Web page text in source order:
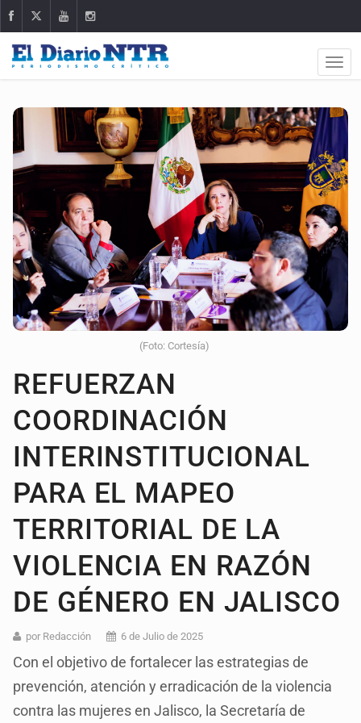
(Foto: Cortesía)
REFUERZAN
COORDINACIÓN
INTERINSTITUCIONAL
PARA EL MAPEO
TERRITORIAL DE LA
VIOLENCIA EN RAZÓN
DE GÉNERO EN JALISCO
por Redacción 6 de Julio de 2025
Con el objetivo de fortalecer las estrategias de
prevención, atención y erradicación de la violencia
contra las mujeres en Jalisco, la Secretaría de